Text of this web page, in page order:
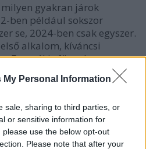
My Personal Information
sale, sharing to third parties, or
or sensitive information for
use the below opt-out
Please note that after your
gyakran járok
ben például sokszor
se, 2024-ben csak egyszer.
alkalom, kíváncsi
Ez attól is függ, hogy
érdekes masina - mint